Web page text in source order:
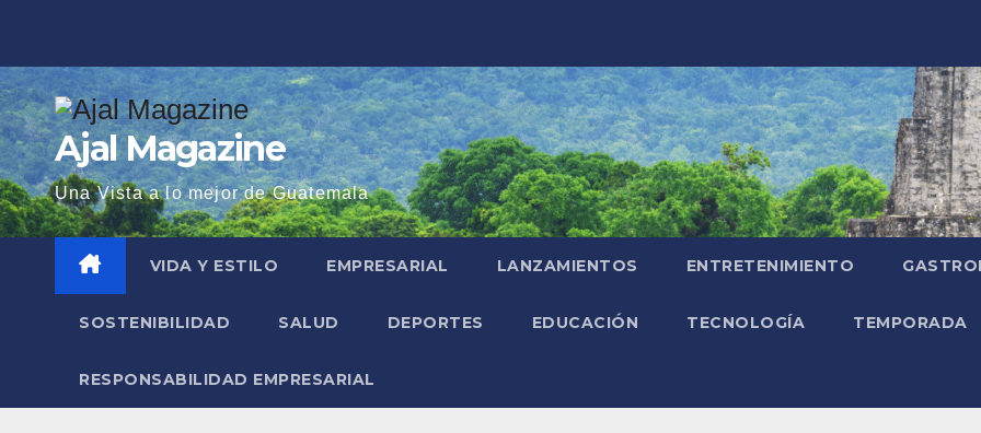
contenido
Ajal Magazine
Una Vista a lo mejor de Guatemala
VIDA Y ESTILO EMPRESARIAL LANZAMIENTOS ENTRETENIMIENTO
SOSTENIBILIDAD SALUD DEPORTES EDUCACIÓN TECNOLOGÍA TEMPORADA
RESPONSABILIDAD EMPRESARIAL